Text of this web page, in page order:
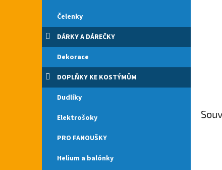
Čelenky
DÁRKY A DÁREČKY
Dekorace
DOPLŇKY KE KOSTÝMŮM
Dudlíky
Elektrošoky
PRO FANOUŠKY
Helium a balónky